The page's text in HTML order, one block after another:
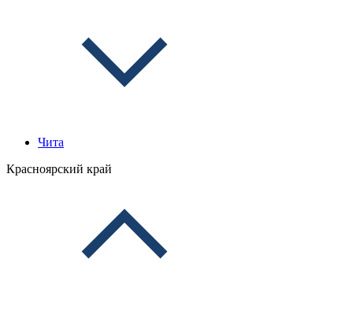
Чита
Красноярский край